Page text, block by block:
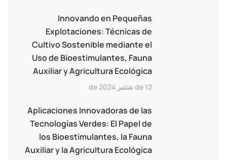
Innovando en Pequeñas
Explotaciones: Técnicas de
Cultivo Sostenible mediante el
Uso de Bioestimulantes, Fauna
Auxiliar y Agricultura Ecológica
12 de شتنبر de 2024
Aplicaciones Innovadoras de las
Tecnologías Verdes: El Papel de
los Bioestimulantes, la Fauna
Auxiliar y la Agricultura Ecológica